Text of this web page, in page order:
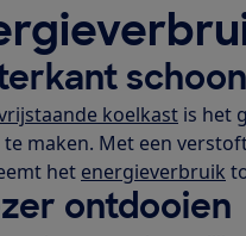
koelkast is het
te maken. Met een
het energieverbruik
ontdooien